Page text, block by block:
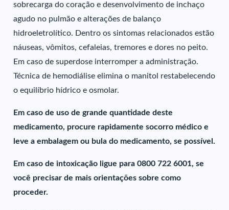
sobrecarga do coração e desenvolvimento de inchaço
agudo no pulmão e alterações de balanço
hidroeletrolítico. Dentro os sintomas relacionados estão
náuseas, vômitos, cefaleias, tremores e dores no peito.
Em caso de superdose interromper a administração.
Técnica de hemodiálise elimina o manitol restabelecendo
o equilíbrio hídrico e osmolar.
Em caso de uso de grande quantidade deste
medicamento, procure rapidamente socorro médico e
leve a embalagem ou bula do medicamento, se possível.
Em caso de intoxicação ligue para 0800 722 6001, se
você precisar de mais orientações sobre como
proceder.